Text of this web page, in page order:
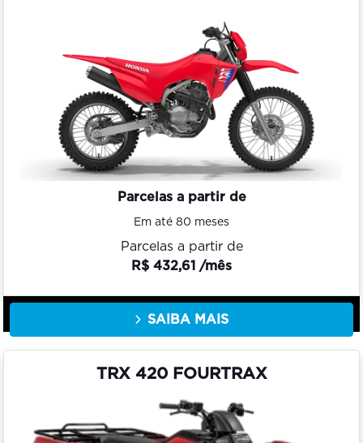
Parcelas a partir de
Em até 80 meses
Parcelas a partir de
R$ 432,61 /mês
SAIBA MAIS
TRX 420 FOURTRAX